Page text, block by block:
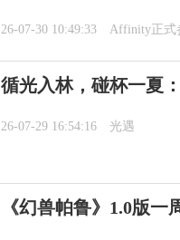
26-07-30 10:49:33 Affinity正式
循光入林，碰杯一夏
26-07-29 16:54:16 光遇
《幻兽帕鲁》1.0版